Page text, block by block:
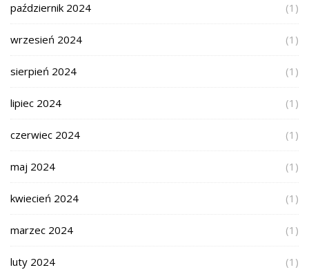
październik 2024 (1)
wrzesień 2024 (1)
sierpień 2024 (1)
lipiec 2024 (1)
czerwiec 2024 (1)
maj 2024 (1)
kwiecień 2024 (1)
marzec 2024 (1)
luty 2024 (1)